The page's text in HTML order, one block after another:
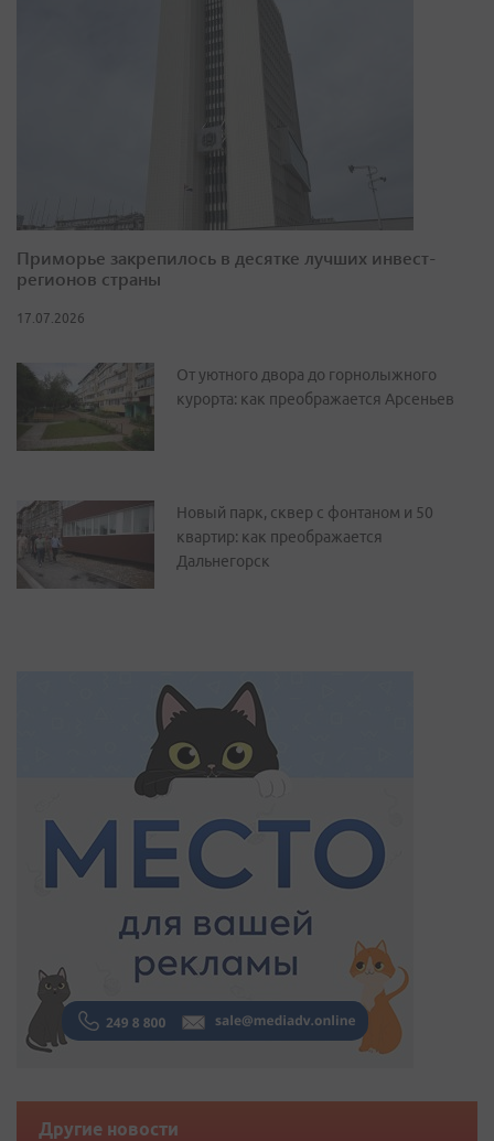
Приморье закрепилось в десятке лучших инвест-
регионов страны
17.07.2026
От уютного двора до горнолыжного
курорта: как преображается Арсеньев
Новый парк, сквер с фонтаном и 50
квартир: как преображается
Дальнегорск
Другие новости